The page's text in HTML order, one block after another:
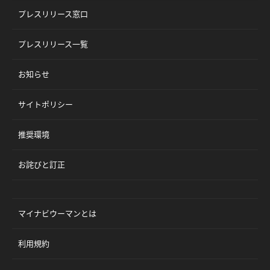
プレスリリース窓口
プレスリリース一覧
お知らせ
サイトポリシー
推奨環境
お詫びと訂正
マイナビウーマンとは
利用規約